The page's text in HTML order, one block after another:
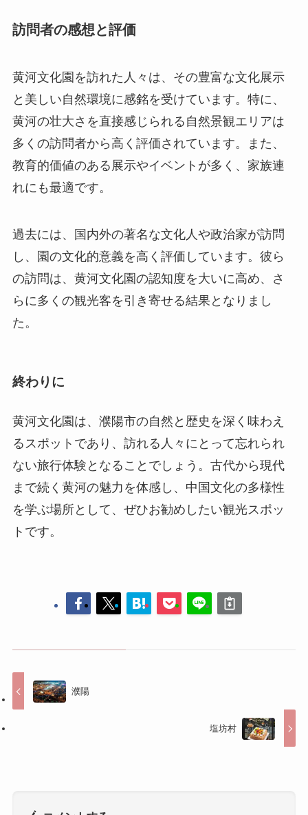
訪問者の感想と評価
黄河文化園を訪れた人々は、その豊富な文化展示
と美しい自然環境に感銘を受けています。特に、
黄河の壮大さを直接感じられる自然景観エリアは
多くの訪問者から高く評価されています。また、
教育的価値のある展示やイベントが多く、家族連
れにも最適です。
過去には、国内外の著名な文化人や政治家が訪問
し、園の文化的意義を高く評価しています。彼ら
の訪問は、黄河文化園の認知度を大いに高め、さ
らに多くの観光客を引き寄せる結果となりまし
た。
終わりに
黄河文化園は、濮陽市の自然と歴史を深く味わえ
るスポットであり、訪れる人々にとって忘れられ
ない旅行体験となることでしょう。古代から現代
まで続く黄河の魅力を体感し、中国文化の多様性
を学ぶ場所として、ぜひお勧めしたい観光スポッ
トです。
濮陽
塩坊村